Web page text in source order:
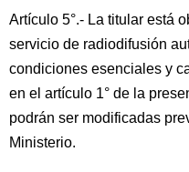
Artículo 5°.- La titular está
servicio de radiodifusión
condiciones esenciales y
en el artículo 1° de la
podrán ser modificadas
Ministerio.